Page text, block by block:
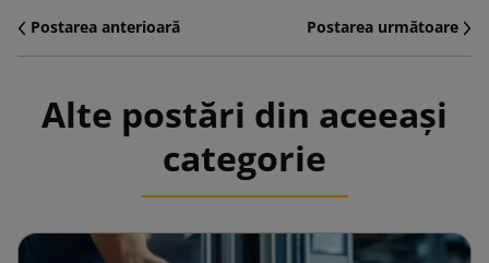
Postarea anterioară Postarea următoare
Alte postări din aceeași
categorie